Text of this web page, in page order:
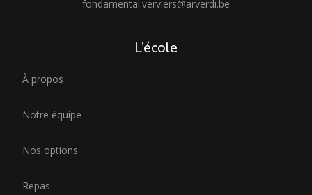
fondamental.verviers@arverdi.be
L’école
À propos
Notre équipe
Nos options
Repas